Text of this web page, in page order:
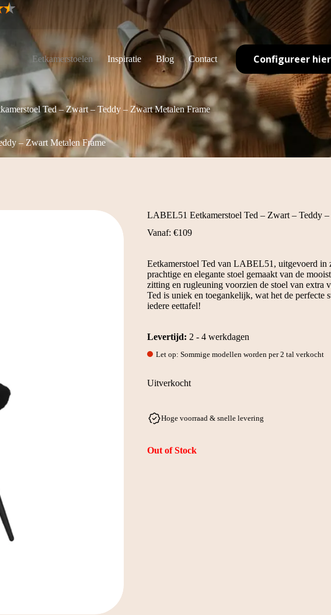
Eetkamerstoelen Inspiratie Blog Contact Configureer
Ted – Zwart – Teddy – Zwart Metalen Frame
– Zwart Metalen Frame
LABEL51 Eetkamerstoel Ted – Zwart – Teddy
Vanaf:€109
Eetkamerstoel Ted van LABEL51, uitgevoerd in
prachtige en elegante stoel gemaakt van de
zitting en rugleuning voorzien de stoel van extra
Ted is uniek en toegankelijk, wat het de perfecte
iedere eettafel!
Levertijd: 2 - 4 werkdagen
Let op: Sommige modellen worden per 2 tal verkocht
Uitverkocht
Hoge voorraad & snelle levering
Out of Stock